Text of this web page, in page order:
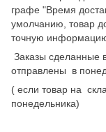
графе "Время
умолчанию, товар
точную
Заказы сделанные
отправлены в
( если товар на
понедельника)